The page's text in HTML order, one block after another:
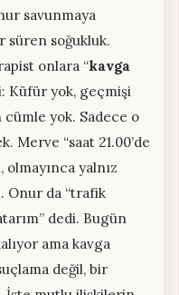
savunmaya
süren soğukluk.
onlara “kavga
Küfür yok, geçmişi
cümle yok. Sadece o
Merve “saat 21.00’de
yalnız
Onur da “trafik
dedi. Bugün
ama kavga
değil, bir